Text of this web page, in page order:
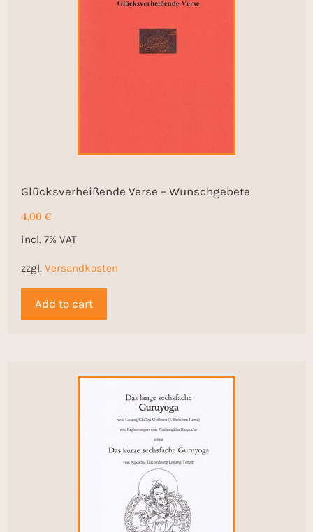
Glücksverheißende Verse – Wunschgebete
4,00€
incl. 7% VAT
zzgl. Versandkosten
Add to cart